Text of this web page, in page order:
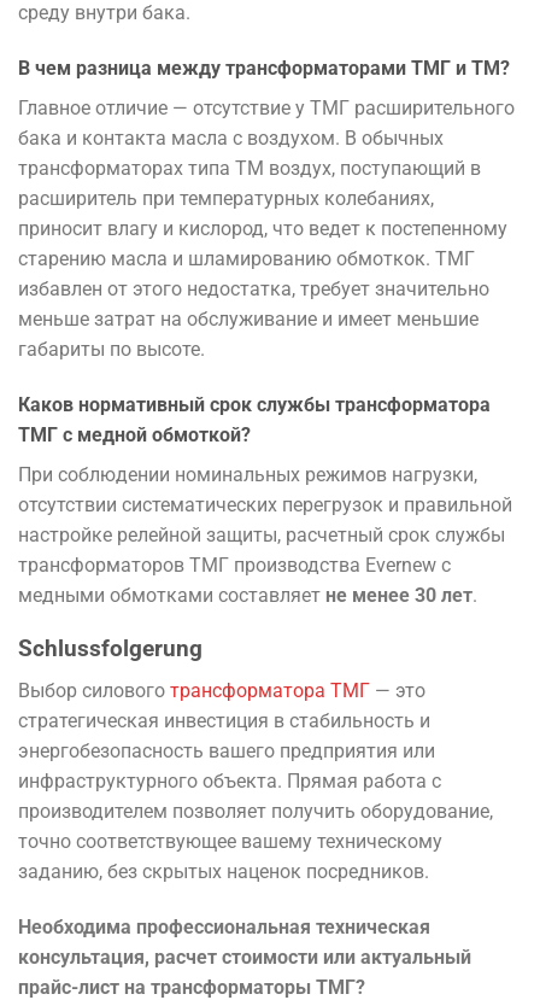
среду внутри бака.
В чем разница между трансформаторами ТМГ и ТМ?
Главное отличие — отсутствие у ТМГ расширительного
бака и контакта масла с воздухом. В обычных
трансформаторах типа ТМ воздух, поступающий в
расширитель при температурных колебаниях,
приносит влагу и кислород, что ведет к постепенному
старению масла и шламированию обмоткок. ТМГ
избавлен от этого недостатка, требует значительно
меньше затрат на обслуживание и имеет меньшие
габариты по высоте.
Каков нормативный срок службы трансформатора
ТМГ с медной обмоткой?
При соблюдении номинальных режимов нагрузки,
отсутствии систематических перегрузок и правильной
настройке релейной защиты, расчетный срок службы
трансформаторов ТМГ производства Evernew с
медными обмотками составляет не менее 30 лет.
Schlussfolgerung
Выбор силового трансформатора ТМГ — это
стратегическая инвестиция в стабильность и
энергобезопасность вашего предприятия или
инфраструктурного объекта. Прямая работа с
производителем позволяет получить оборудование,
точно соответствующее вашему техническому
заданию, без скрытых наценок посредников.
Необходима профессиональная техническая
консультация, расчет стоимости или актуальный
прайс-лист на трансформаторы ТМГ?